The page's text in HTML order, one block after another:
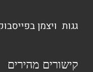
גגות ויצמן
קישורים מהירים